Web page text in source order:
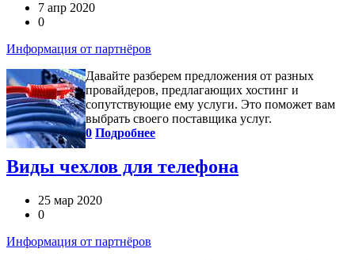
7 апр 2020
0
Информация от партнёров
Давайте разберем предложения от разных
провайдеров, предлагающих хостинг и
сопутствующие ему услуги. Это поможет вам
выбрать своего поставщика услуг.
0 Подробнее
Виды чехлов для телефона
25 мар 2020
0
Информация от партнёров